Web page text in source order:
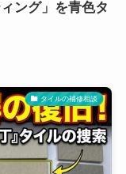
ング」を青色タ
タイルの補修相談